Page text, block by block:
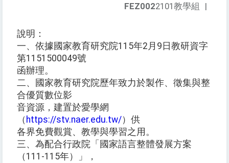
FEZ0022101教學組 |
說明：
一、依據國家教育研究院115年2月9日教研資字
第1151500049號
函辦理。
二、國家教育研究院歷年致力於製作、徵集與整
合優質數位影
音資源，建置於愛學網
（ https://stv.naer.edu.tw/）供
各界免費觀賞、教學與學習之用。
三、為配合行政院「國家語言整體發展方案
（111-115年）」，